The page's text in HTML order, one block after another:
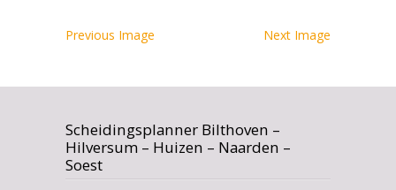
Previous Image Next Image
Scheidingsplanner Bilthoven –
Hilversum – Huizen – Naarden –
Soest